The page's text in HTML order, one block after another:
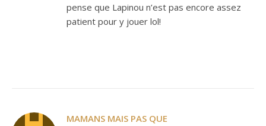
pense que Lapinou n’est pas encore assez
patient pour y jouer lol!
MAMANS MAIS PAS QUE